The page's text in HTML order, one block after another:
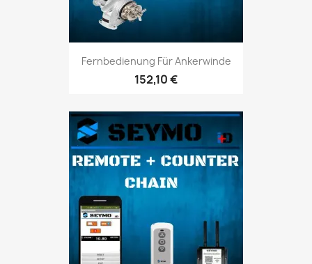
Fernbedienung Für Ankerwinde
152,10 €